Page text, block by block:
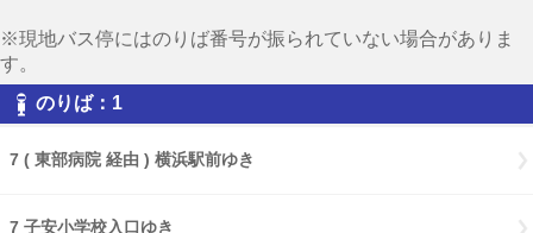
※現地バス停にはのりば番号が振られていない場合がありま
す。
のりば：1
7 ( 東部病院 経由 ) 横浜駅前ゆき
7 子安小学校入口ゆき